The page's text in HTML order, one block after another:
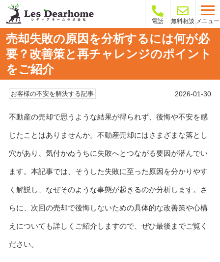
電話 無料相談 メニュー
売却失敗の原因を分析するには何が必
要？改善策と再チャレンジのポイント
をご紹介
お客様の不安を解決する記事 2026-01-30
不動産の売却で思うような結果が得られず、後悔や不安を感
じたことはありませんか。不動産売却にはさまざまな落とし
穴があり、気付かぬうちに失敗へとつながる要因が潜んでい
ます。本記事では、そうした失敗に至った原因を分かりやす
く解説し、なぜそのような事態が起きるのか分析します。さ
らに、次回の売却で後悔しないための具体的な改善策や心構
えについても詳しくご紹介しますので、ぜひ最後までご覧く
ださい。